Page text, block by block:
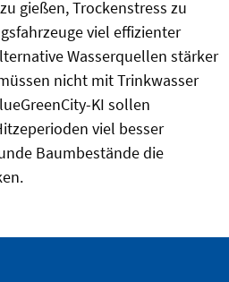
gießen, Trockenstress zu
viel effizienter
Wasserquellen stärker
nicht mit Trinkwasser
KI sollen
viel besser
Baumbestände die